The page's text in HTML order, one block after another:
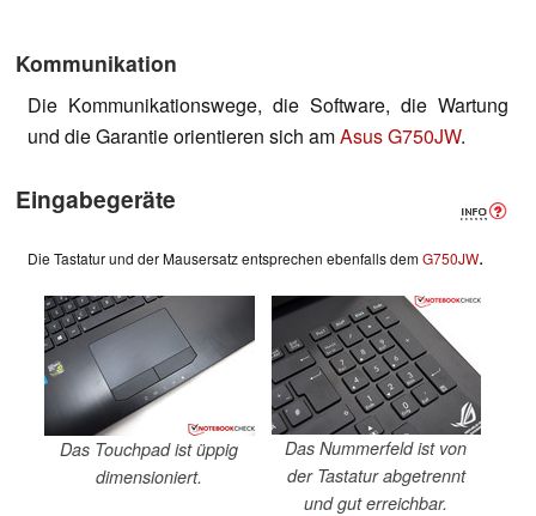
Kommunikation
Die Kommunikationswege, die Software, die Wartung
und die Garantie orientieren sich amAsus G750JW.
Eingabegeräte
Die Tastatur und der Mausersatz entsprechen ebenfalls demG750JW.
Das Touchpad ist üppig
dimensioniert.
Das Nummerfeld ist von
der Tastatur abgetrennt
und gut erreichbar.